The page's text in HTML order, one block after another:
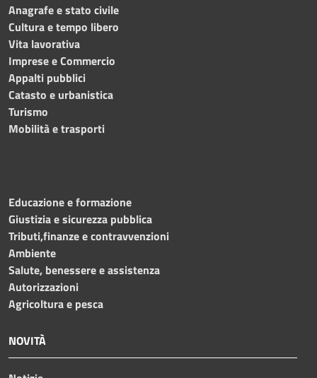
Anagrafe e stato civile
Cultura e tempo libero
Vita lavorativa
Imprese e Commercio
Appalti pubblici
Catasto e urbanistica
Turismo
Mobilità e trasporti
Educazione e formazione
Giustizia e sicurezza pubblica
Tributi,finanze e contravvenzioni
Ambiente
Salute, benessere e assistenza
Autorizzazioni
Agricoltura e pesca
NOVITÀ